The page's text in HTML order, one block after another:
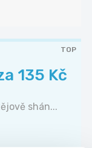
TOP
135 Kč
shán...